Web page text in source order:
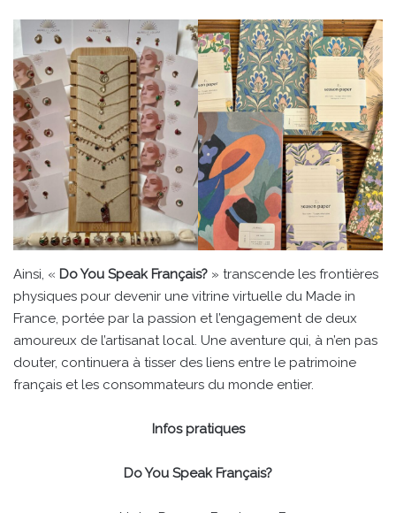
Ainsi, « Do You Speak Français? » transcende les frontières
physiques pour devenir une vitrine virtuelle du Made in
France, portée par la passion et l’engagement de deux
amoureux de l’artisanat local. Une aventure qui, à n’en pas
douter, continuera à tisser des liens entre le patrimoine
français et les consommateurs du monde entier.
Infos pratiques
Do You Speak Français?